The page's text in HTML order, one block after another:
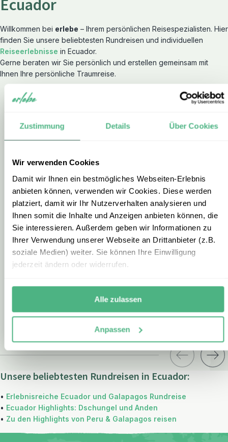
Zustimmung Details Über Cookies
Wir verwenden Cookies
Damit wir Ihnen ein bestmögliches Webseiten-Erlebnis
anbieten können, verwenden wir Cookies. Diese werden
platziert, damit wir Ihr Nutzerverhalten analysieren und
Ihnen somit die Inhalte und Anzeigen anbieten können, die
Sie interessieren. Außerdem geben wir Informationen zu
Ihrer Verwendung unserer Webseite an Drittanbieter (z.B.
soziale Medien) weiter. Sie können Ihre Einwilligung
jederzeit ändern oder widerrufen.
Alle zulassen
Anpassen
Ecuador
Willkommen bei erlebe – Ihrem persönlichen Reisespezialisten. Hier
finden Sie unsere beliebtesten Rundreisen und individuellen
Reiseerlebnisse in Ecuador.
Gerne beraten wir Sie persönlich und erstellen gemeinsam mit
Ihnen Ihre persönliche Traumreise.
RUNDREISE
In 2 Wochen Ecuador &
Galapagos erleben
Quito - Cotopaxi - Baños - Tena - Baños -
Cuenca - Guayaquil - Galapagosinsel
Santa Cruz - Guayaquil
16 Tage / 15 Nächte
ab € 2.490,- p.P bei 2 Personen
ZUR RUNDREISE
Unsere beliebtesten Rundreisen in Ecuador:
• Erlebnisreiche Ecuador und Galapagos Rundreise
• Ecuador Highlights: Dschungel und Anden
• Zu den Highlights von Peru & Galapagos reisen